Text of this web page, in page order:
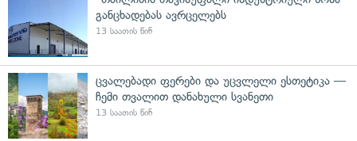
განცხადებას ავრცელებს
13 საათის წინ
ცვალებადი ფერები და უცვლელი ესთეტიკა —
ჩემი თვალით დანახული სვანეთი
13 საათის წინ